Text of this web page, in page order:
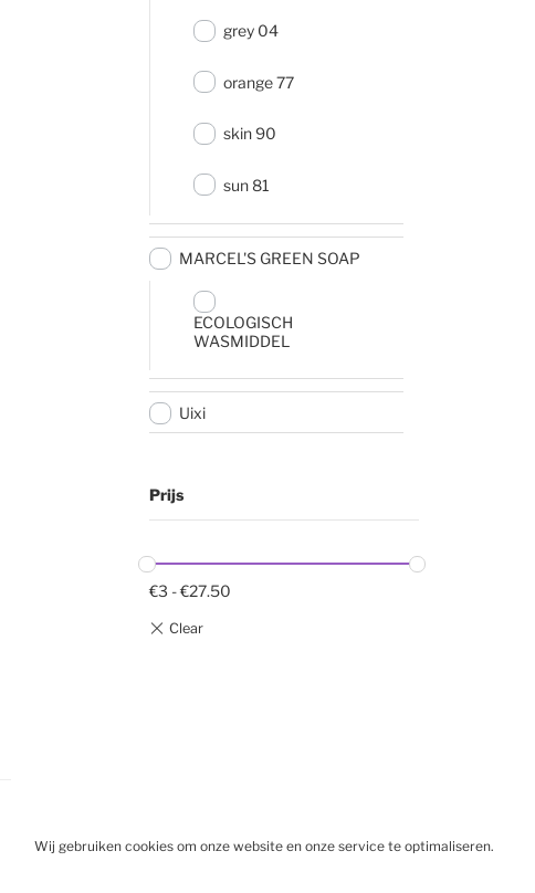
Wij gebruiken cookies om onze website en onze service te optimaliseren.
grey 04
orange 77
skin 90
sun 81
MARCEL'S GREEN SOAP
ECOLOGISCH
WASMIDDEL
Uixi
Prijs
€3 -€27.50